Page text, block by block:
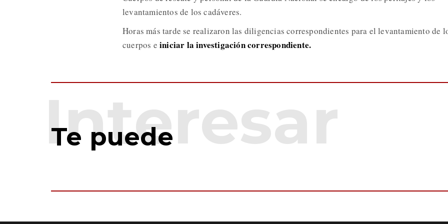
levantamientos de los cadáveres.
Horas más tarde se realizaron las diligencias correspondientes para el levantamiento de
cuerpos e iniciar la investigación correspondiente.
Te puede